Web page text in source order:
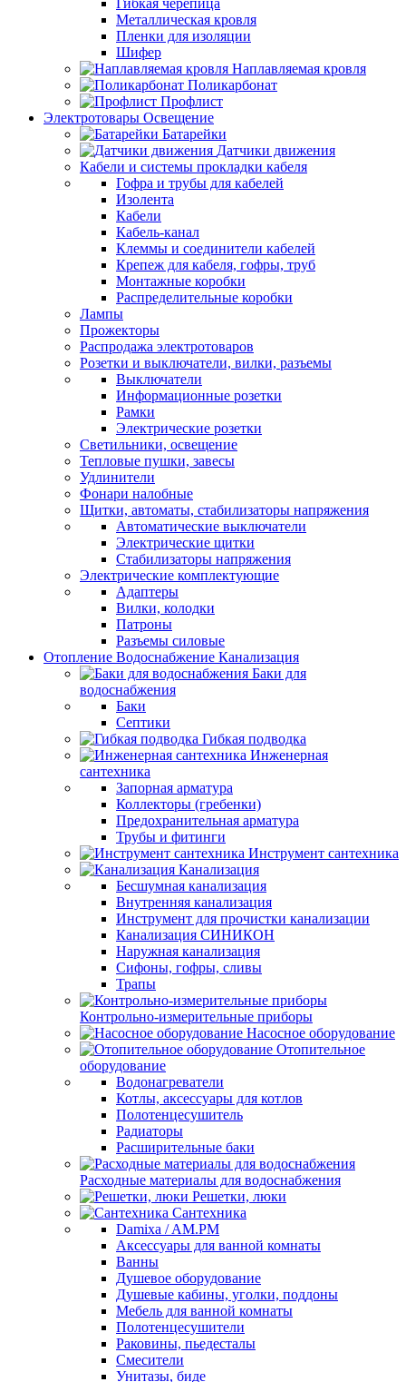
Гибкая черепица
Металлическая кровля
Пленки для изоляции
Шифер
Наплавляемая кровля
Поликарбонат
Профлист
Электротовары Освещение
Батарейки
Датчики движения
Кабели и системы прокладки кабеля
Гофра и трубы для кабелей
Изолента
Кабели
Кабель-канал
Клеммы и соединители кабелей
Крепеж для кабеля, гофры, труб
Монтажные коробки
Распределительные коробки
Лампы
Прожекторы
Распродажа электротоваров
Розетки и выключатели, вилки, разъемы
Выключатели
Информационные розетки
Рамки
Электрические розетки
Светильники, освещение
Тепловые пушки, завесы
Удлинители
Фонари налобные
Щитки, автоматы, стабилизаторы напряжения
Автоматические выключатели
Электрические щитки
Стабилизаторы напряжения
Электрические комплектующие
Адаптеры
Вилки, колодки
Патроны
Разъемы силовые
Отопление Водоснабжение Канализация
Баки для
водоснабжения
Баки
Септики
Гибкая подводка
Инженерная
сантехника
Запорная арматура
Коллекторы (гребенки)
Предохранительная арматура
Трубы и фитинги
Инструмент сантехника
Канализация
Бесшумная канализация
Внутренняя канализация
Инструмент для прочистки канализации
Канализация СИНИКОН
Наружная канализация
Сифоны, гофры, сливы
Трапы
Контрольно-измерительные приборы
Насосное оборудование
Отопительное
оборудование
Водонагреватели
Котлы, аксессуары для котлов
Полотенцесушитель
Радиаторы
Расширительные баки
Расходные материалы для водоснабжения
Решетки, люки
Сантехника
Damixa / AM.PM
Аксессуары для ванной комнаты
Ванны
Душевое оборудование
Душевые кабины, уголки, поддоны
Мебель для ванной комнаты
Полотенцесушители
Раковины, пьедесталы
Смесители
Унитазы, биде